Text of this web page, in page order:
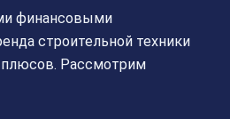
финансовыми
строительной техники
плюсов. Рассмотрим